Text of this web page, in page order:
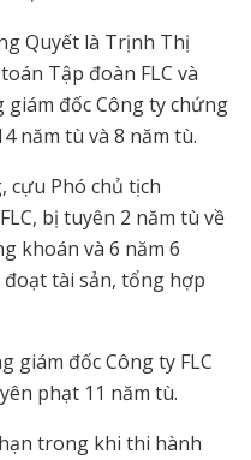
Quyết là Trịnh Thị
Tập đoàn FLC và
đốc Công ty chứng
năm tù và 8 năm tù.
cựu Phó chủ tịch
bị tuyên 2 năm tù về
khoán và 6 năm 6
tài sản, tổng hợp
giám đốc Công ty FLC
phạt 11 năm tù.
trong khi thi hành